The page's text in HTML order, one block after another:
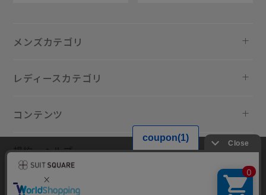
メンズカテゴリ
レディースカテゴリ
コンテンツ
規約・ヘルプ
当サイトでは利用体験の向上およびコンテンツの最適な提供、トラフィ
ックの分析を目的としてCookieを使用しています。サイトの閲覧を継続